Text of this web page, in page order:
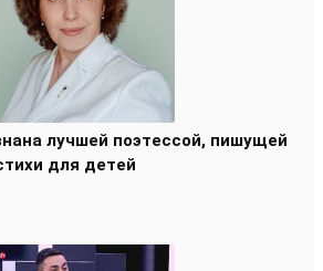
лучшей поэтессой, пишущей
для детей